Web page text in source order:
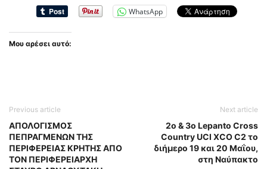
WhatsApp
Μου αρέσει αυτό:
Previous article
ΑΠΟΛΟΓΙΣΜΟΣ
ΠΕΠΡΑΓΜΕΝΩΝ ΤΗΣ
ΠΕΡΙΦΕΡΕΙΑΣ ΚΡΗΤΗΣ ΑΠΟ
ΤΟΝ ΠΕΡΙΦΕΡΕΙΑΡΧΗ
Next article
2ο & 3ο Lepanto Cross
Country UCI XCO C2 το
διήμερο 19 και 20 Μαΐου,
στη Ναύπακτο